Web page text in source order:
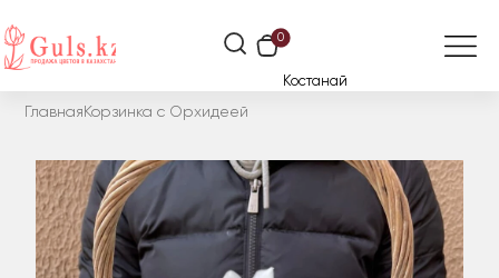
0
Костанай
Главная Корзинка с Орхидеей